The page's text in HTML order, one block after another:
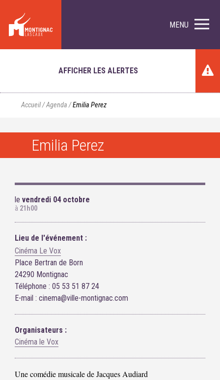
MENU
AFFICHER LES ALERTES
Accueil/Agenda /Emilia Perez
Emilia Perez
le vendredi 04 octobre
à 21h00
Lieu de l'événement :
Cinéma Le Vox
Place Bertran de Born
24290 Montignac
Téléphone : 05 53 51 87 24
E-mail : cinema@ville-montignac.com
Organisateurs :
Cinéma le Vox
Une comédie musicale de Jacques Audiard